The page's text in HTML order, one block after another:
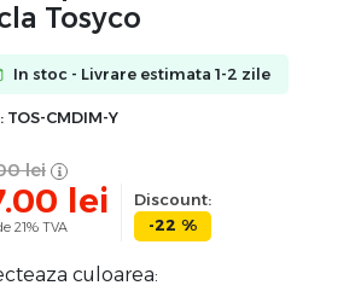
Tosyco
In stoc - Livrare estimata 1-2 zile
TOS-CMDIM-Y
lei
lei
21% TVA
Discount:
-22 %
culoarea: